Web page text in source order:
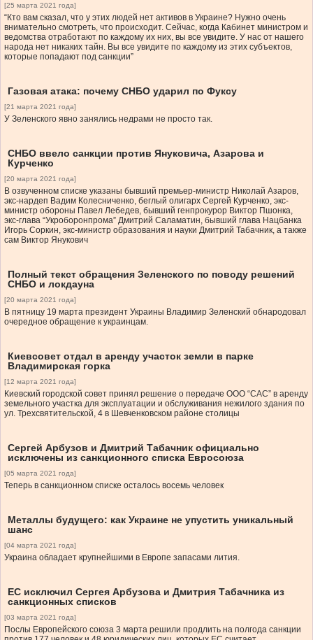
[25 марта 2021 года]
“Кто вам сказал, что у этих людей нет активов в Украине? Нужно очень
внимательно смотреть, что происходит. Сейчас, когда Кабинет министром и
ведомства отработают по каждому их них, вы все увидите. У нас от нашего
народа нет никаких тайн. Вы все увидите по каждому из этих субъектов,
которые попадают под санкции”
Газовая атака: почему СНБО ударил по Фуксу
[21 марта 2021 года]
У Зеленского явно занялись недрами не просто так.
СНБО ввело санкции против Януковича, Азарова и
Курченко
[20 марта 2021 года]
В озвученном списке указаны бывший премьер-министр Николай Азаров,
экс-нардеп Вадим Колесниченко, беглый олигарх Сергей Курченко, экс-
министр обороны Павел Лебедев, бывший генпрокурор Виктор Пшонка,
экс-глава “Укроборонпрома” Дмитрий Саламатин, бывший глава Нацбанка
Игорь Соркин, экс-министр образования и науки Дмитрий Табачник, а также
сам Виктор Янукович
Полный текст обращения Зеленского по поводу решений
СНБО и локдауна
[20 марта 2021 года]
В пятницу 19 марта президент Украины Владимир Зеленский обнародовал
очередное обращение к украинцам.
Киевсовет отдал в аренду участок земли в парке
Владимирская горка
[12 марта 2021 года]
Киевский городской совет принял решение о передаче ООО “САС” в аренду
земельного участка для эксплуатации и обслуживания нежилого здания по
ул. Трехсвятительской, 4 в Шевченковском районе столицы
Сергей Арбузов и Дмитрий Табачник официально
исключены из санкционного списка Евросоюза
[05 марта 2021 года]
Теперь в санкционном списке осталось восемь человек
Металлы будущего: как Украине не упустить уникальный
шанс
[04 марта 2021 года]
Украина обладает крупнейшими в Европе запасами лития.
ЕС исключил Сергея Арбузова и Дмитрия Табачника из
санкционных списков
[03 марта 2021 года]
Послы Европейского союза 3 марта решили продлить на полгода санкции